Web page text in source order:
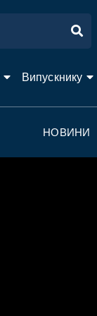
Випускнику
НОВИНИ